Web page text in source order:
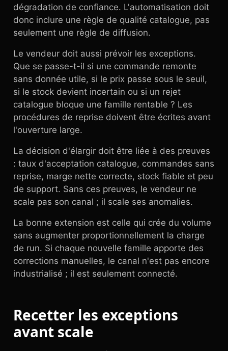
dégradation de confiance. L'automatisation doit
donc inclure une règle de qualité catalogue, pas
seulement une règle de diffusion.
Le vendeur doit aussi prévoir les exceptions.
Que se passe-t-il si une commande remonte
sans donnée utile, si le prix passe sous le seuil,
si le stock devient incertain ou si un rejet
catalogue bloque une famille rentable ? Les
procédures de reprise doivent être écrites avant
l'ouverture large.
La décision d'élargir doit être liée à des preuves
: taux d'acceptation catalogue, commandes sans
reprise, marge nette correcte, stock fiable et peu
de support. Sans ces preuves, le vendeur ne
scale pas son canal ; il scale ses anomalies.
La bonne extension est celle qui crée du volume
sans augmenter proportionnellement la charge
de run. Si chaque nouvelle famille apporte des
corrections manuelles, le canal n'est pas encore
industrialisé ; il est seulement connecté.
Recetter les exceptions
avant scale